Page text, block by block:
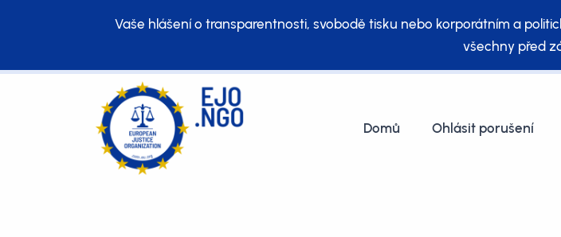
Vaše hlášení o transparentnosti, svobodě tisku nebo korporátním a
všechny před
Domů Ohlásit porušení